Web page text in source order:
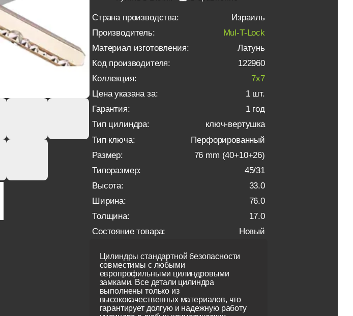
Страна производства:
Израиль
Производитель:
Mul-T-Lock
Материал изготовления:
Латунь
Код производителя:
122960
Коллекция:
7x7
Цена указана за:
1 шт.
Гарантия:
1 год
Тип цилиндра:
ключ-вертушка
Тип ключа:
Перфорированный
Размер:
76 mm (40+10+26)
Типоразмер:
45/31
Высота:
33.0
Ширина:
76.0
Толщина:
17.0
Состояние товара:
Новый
Цилиндры стандартной безопасности
совместимы с любыми
европрофильными цилиндровыми
замками. Все детали цилиндра
выполнены только из
высококачественных материалов, что
гарантирует долгую и надежную работу